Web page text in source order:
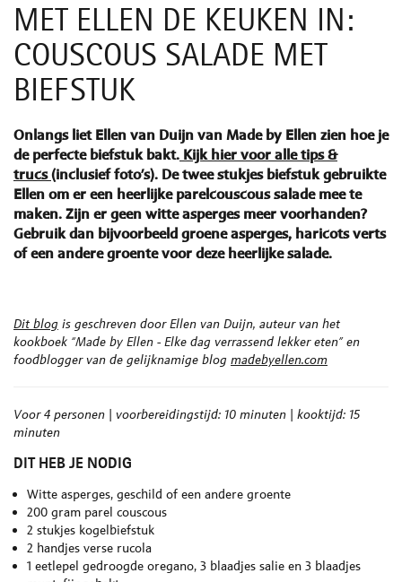
MET ELLEN DE KEUKEN IN:
COUSCOUS SALADE MET
BIEFSTUK
Onlangs liet Ellen van Duijn van Made by Ellen zien hoe je
de perfecte biefstuk bakt. Kijk hier voor alle tips &
trucs(inclusief foto’s). De twee stukjes biefstuk gebruikte
Ellen om er een heerlijke parelcouscous salade mee te
maken. Zijn er geen witte asperges meer voorhanden?
Gebruik dan bijvoorbeeld groene asperges, haricots verts
of een andere groente voor deze heerlijke salade.
Dit blog is geschreven door Ellen van Duijn, auteur van het
kookboek “Made by Ellen - Elke dag verrassend lekker eten” en
foodblogger van de gelijknamige blog madebyellen.com
Voor 4 personen | voorbereidingstijd: 10 minuten | kooktijd: 15
minuten
DIT HEB JE NODIG
Witte asperges, geschild of een andere groente
200 gram parel couscous
2 stukjes kogelbiefstuk
2 handjes verse rucola
1 eetlepel gedroogde oregano, 3 blaadjes salie en 3 blaadjes